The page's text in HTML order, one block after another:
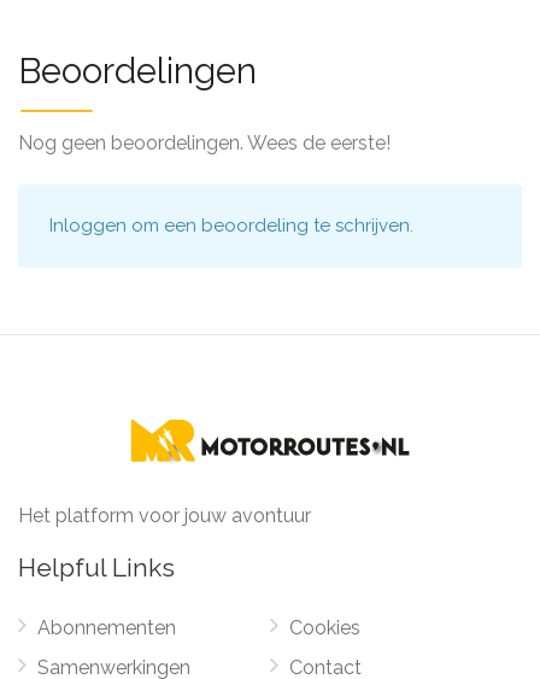
Beoordelingen
Nog geen beoordelingen. Wees de eerste!
Inloggen om een beoordeling te schrijven.
Het platform voor jouw avontuur
Helpful Links
Abonnementen
Samenwerkingen
Cookies
Contact